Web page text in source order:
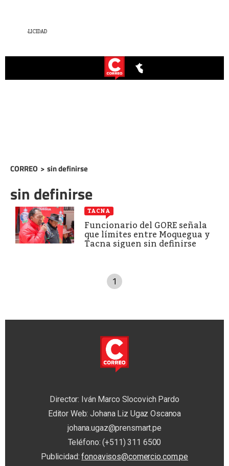
CORREO > sin definirse
sin definirse
TACNA
Funcionario del GORE señala
que límites entre Moquegua y
Tacna siguen sin definirse
1
Director: Iván Marco Slocovich Pardo
Editor Web: Johana Liz Ugaz Oscanoa
johana.ugaz@prensmart.pe
Teléfono: (+511) 311 6500
Publicidad:fonoavisos@comercio.com.pe